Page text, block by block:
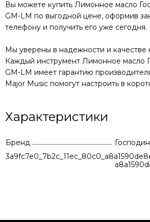
Вы можете купить Лимонное масло
GM-LM по выгодной цене, оформив
телефону и получить его уже сегодня.
Мы уверены в надежности и
Каждый инструмент Лимонное масло
GM-LM имеет гарантию
Major Music помогут настроить в
Характеристики
Бренд